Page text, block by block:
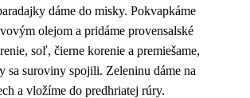
dáme do misky. Pokvapkáme
olejom a pridáme provensalské
soľ, čierne korenie a premiešame,
sa suroviny spojili. Zeleninu dáme na
a vložíme do predhriatej rúry.